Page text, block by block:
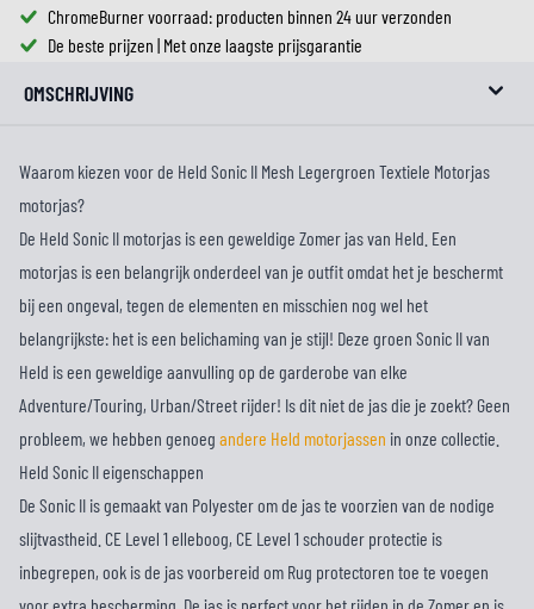
ChromeBurner voorraad: producten binnen 24 uur verzonden
De beste prijzen | Met onze laagste prijsgarantie
OMSCHRIJVING
Waarom kiezen voor de Held Sonic II Mesh Legergroen Textiele Motorjas
motorjas?
De Held Sonic II motorjas is een geweldige Zomer jas van Held. Een
motorjas is een belangrijk onderdeel van je outfit omdat het je beschermt
bij een ongeval, tegen de elementen en misschien nog wel het
belangrijkste: het is een belichaming van je stijl! Deze groen Sonic II van
Held is een geweldige aanvulling op de garderobe van elke
Adventure/Touring, Urban/Street rijder! Is dit niet de jas die je zoekt? Geen
probleem, we hebben genoeg andere Held motorjassen in onze collectie.
Held Sonic II eigenschappen
De Sonic II is gemaakt van Polyester om de jas te voorzien van de nodige
slijtvastheid. CE Level 1 elleboog, CE Level 1 schouder protectie is
inbegrepen, ook is de jas voorbereid om Rug protectoren toe te voegen